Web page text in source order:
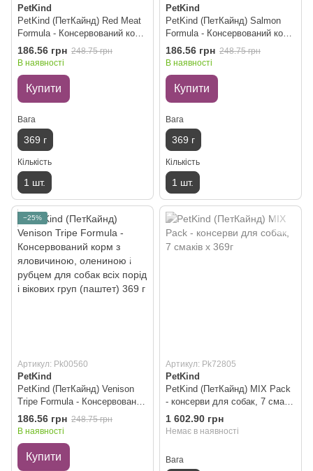
PetKind
PetKind (ПетКайнд) Red Meat
Formula - Консервований корм
з яловичиною, ягням і рубцем
для собак всіх порід і вікових
186.56 грн 248.75 грн
В наявності
Купити
Вага
369 г
Кількість
1 шт.
PetKind
PetKind (ПетКайнд) Salmon
Formula - Консервований корм
з лососем і оселедцем для
собак всіх порід і вікових груп
186.56 грн 248.75 грн
В наявності
Купити
Вага
369 г
Кількість
1 шт.
−25%
Артикул: Pk00560
PetKind
PetKind (ПетКайнд) Venison
Tripe Formula - Консервований
корм з яловичиною, олениною
і рубцем для собак всіх порід
186.56 грн 248.75 грн
В наявності
Купити
Артикул: Pk72805
PetKind
PetKind (ПетКайнд) MIX Pack
- консерви для собак, 7 смаків
х 369г
1 602.90 грн
Немає в наявності
Вага